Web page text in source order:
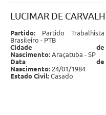
Transparência
Meio Ambiente
Diário Oficial
Ouvidoria
LUCIMAR DE
Partido: Partido Trabalhista
Brasileiro - PTB
Cidade de
Nascimento: Araçatuba - SP
Data de
Nascimento: 24/01/1984
Estado Civil: Casado